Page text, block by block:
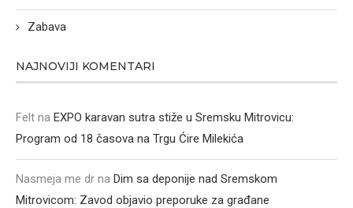
Zabava
NAJNOVIJI KOMENTARI
Felt na EXPO karavan sutra stiže u Sremsku Mitrovicu:
Program od 18 časova na Trgu Ćire Milekića
Nasmeja me dr na Dim sa deponije nad Sremskom
Mitrovicom: Zavod objavio preporuke za građane